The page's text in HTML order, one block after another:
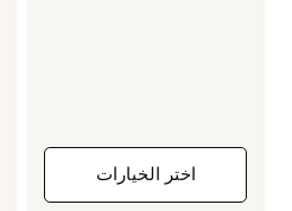
اختر الخيارات